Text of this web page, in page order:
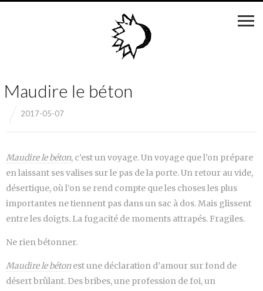
Maudire le béton
2017-05-07
Maudire le béton, c’est un voyage. Un voyage que l’on prépare
en laissant ses valises sur le pas de la porte. Un retour au vide,
désertique, où l’on se rend compte que les choses les plus
importantes ne tiennent pas dans un sac à dos. Mais glissent
entre les doigts. La fugacité de moments attrapés. Fragiles.
Ne rien bétonner.
Maudire le bétonest une déclaration d’amour sur fond de
désert brûlant. Des bribes, une profession de foi, un